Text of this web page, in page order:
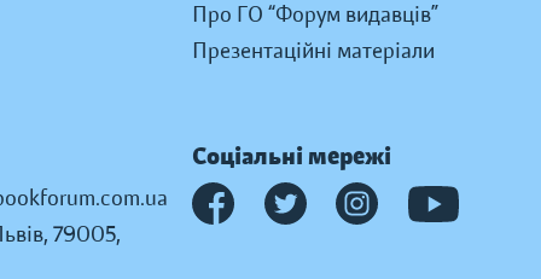
Про ГО “Форум видавців”
Презентаційні матеріали
79005,
Соціальні мережі